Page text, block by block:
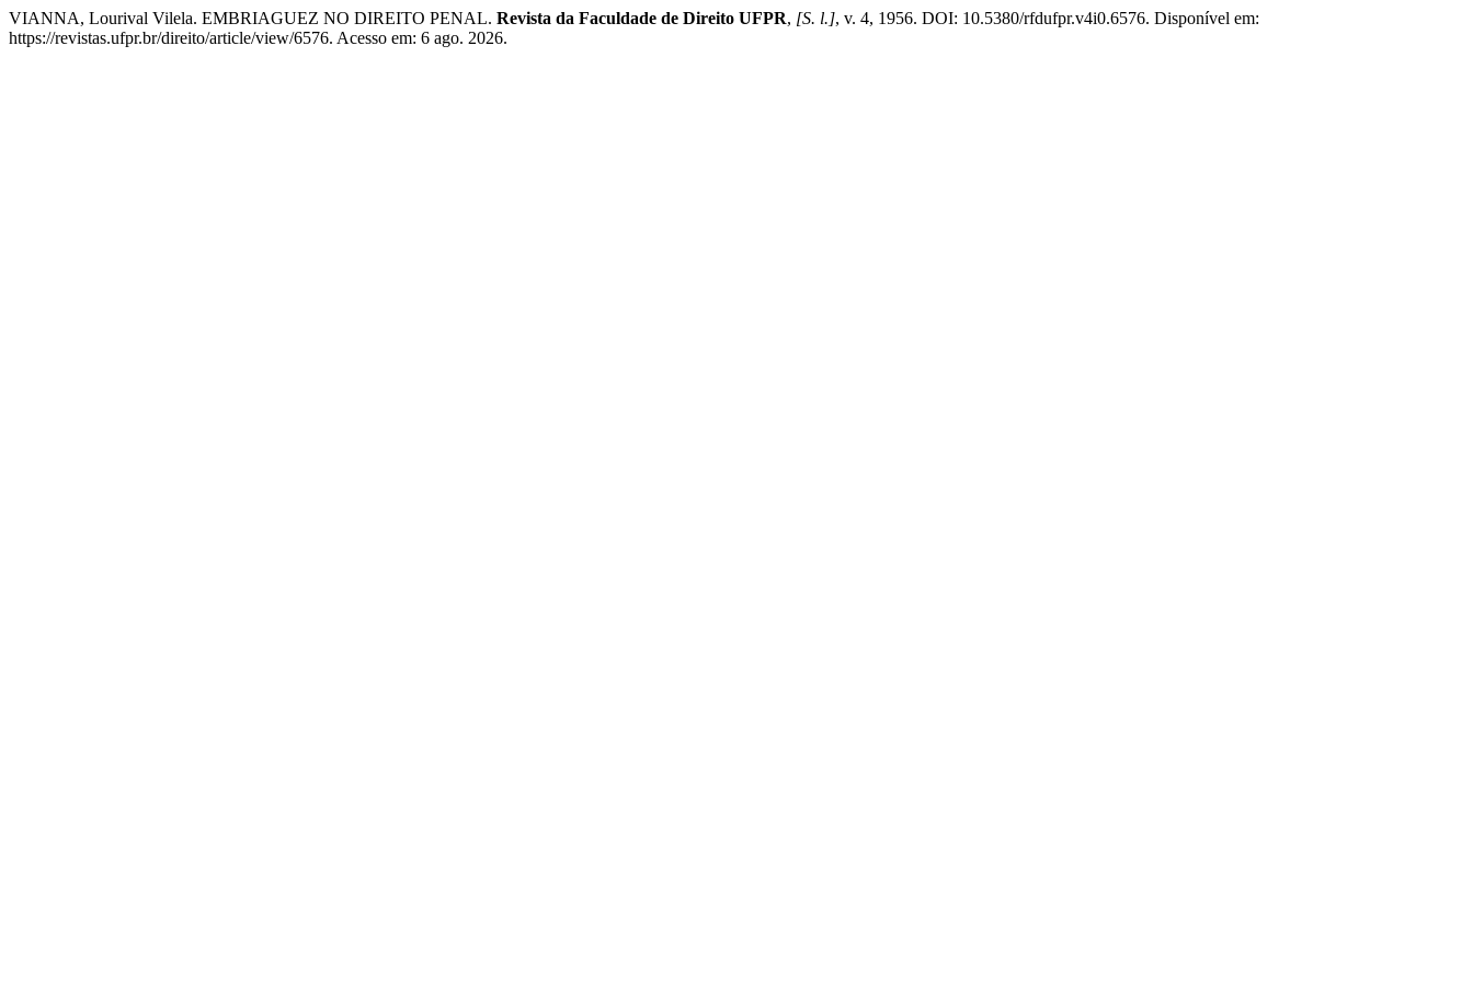
VIANNA, Lourival Vilela. EMBRIAGUEZ NO DIREITO PENAL. Revista da Faculdade de Direito UFPR, [S. l.], v. 4, 1956. DOI: 10.5380/rfdufpr.v4i0.6576. Disponível em:
https://revistas.ufpr.br/direito/article/view/6576. Acesso em: 6 ago. 2026.